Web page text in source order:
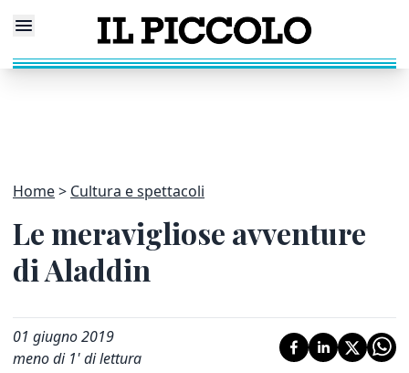
Home Cultura e spettacoli
Le meravigliose avventure
di Aladdin
01 giugno 2019
meno di 1' di lettura